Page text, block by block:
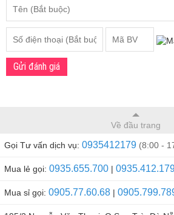
Gửi đánh giá
Về đầu trang
Gọi Tư vấn dịch vụ: 0935412179 (8:00 -
Mua lẻ gọi: 0935.655.700 |
Mua sỉ gọi: 0905.77.60.68 |